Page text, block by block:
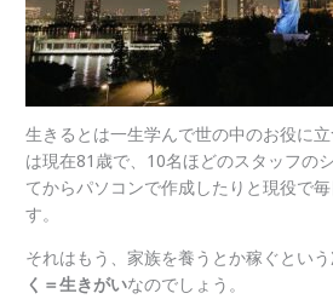
生きるとは一生学んで世の中のお役に
は現在81歳で、10名ほどのスタッフの
てからパソコンで作成したりと現役で
す。
それはもう、家族を養うとか稼ぐとい
く＝生きがいなのでしょう。